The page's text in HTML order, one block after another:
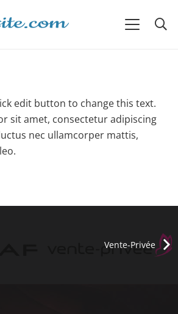
edit button to change this text.
sit amet, consectetur adipiscing
nec ullamcorper mattis,
Vente-Privée